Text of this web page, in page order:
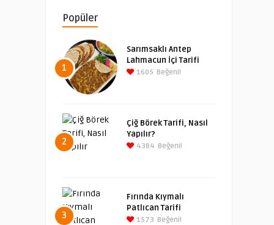
Popüler
1
Sarımsaklı Antep
Lahmacun İçi Tarifi
1605 Beğeni!
2
Çiğ Börek Tarifi, Nasıl
Yapılır?
4384 Beğeni!
3
Fırında Kıymalı
Patlıcan Tarifi
1573 Beğeni!